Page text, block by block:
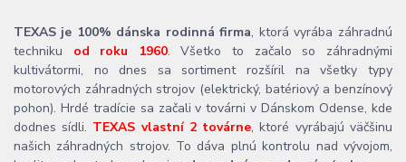
TEXAS je 100% dánska rodinná firma, ktorá vyrába záhradnú
techniku od roku 1960. Všetko to začalo so záhradnými
kultivátormi, no dnes sa sortiment rozšíril na všetky typy
motorových záhradných strojov (elektrický, batériový a benzínový
pohon). Hrdé tradície sa začali v továrni v Dánskom Odense, kde
dodnes sídli. TEXAS vlastní 2 továrne, ktoré vyrábajú väčšinu
našich záhradných strojov. To dáva plnú kontrolu nad vývojom,